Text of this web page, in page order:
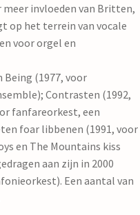
invloeden van Britten,
op het terrein van vocale
voor orgel en
(1977, voor
Contrasten (1992,
fanfareorkest, een
foar libbenen (1991, voor
en The Mountains kiss
aan zijn in 2000
Een aantal van